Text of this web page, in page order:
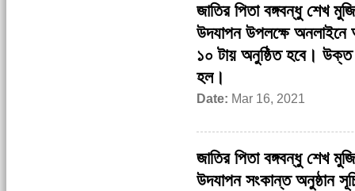
জাতির পিতা বঙ্গবন্ধু শেখ
উদযাপন উপলক্ষে
১০ টায় অনুষ্ঠিত হবে। উক্ত
হল।
Date: Mar 16, 2021
জাতির পিতা বঙ্গবন্ধু শেখ
উদযাপন সংকান্ত অনুষ্ঠান